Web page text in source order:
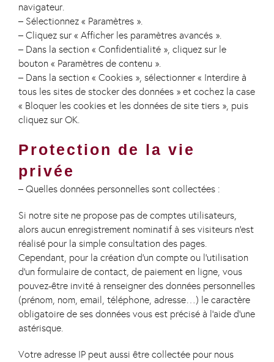
navigateur.
– Sélectionnez « Paramètres ».
– Cliquez sur « Afficher les paramètres avancés ».
– Dans la section « Confidentialité », cliquez sur le
bouton « Paramètres de contenu ».
– Dans la section « Cookies », sélectionner « Interdire à
tous les sites de stocker des données » et cochez la case
« Bloquer les cookies et les données de site tiers », puis
cliquez sur OK.
Protection de la vie
privée
– Quelles données personnelles sont collectées :
Si notre site ne propose pas de comptes utilisateurs,
alors aucun enregistrement nominatif à ses visiteurs n’est
réalisé pour la simple consultation des pages.
Cependant, pour la création d’un compte ou l’utilisation
d’un formulaire de contact, de paiement en ligne, vous
pouvez-être invité à renseigner des données personnelles
(prénom, nom, email, téléphone, adresse…) le caractère
obligatoire de ses données vous est précisé à l’aide d’une
astérisque.
Votre adresse IP peut aussi être collectée pour nous